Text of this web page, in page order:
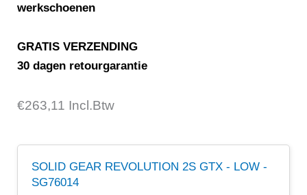
werkschoenen
GRATIS VERZENDING
30 dagen retourgarantie
€263,11 Incl.Btw
SOLID GEAR REVOLUTION 2S GTX - LOW -
SG76014
SOLID
REVOLUTION
2S
GTX